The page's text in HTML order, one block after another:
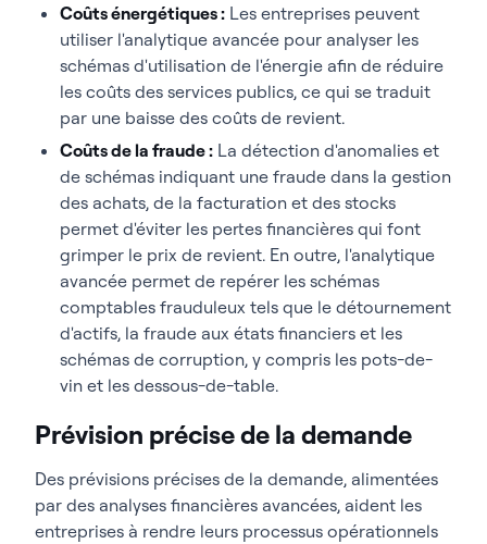
Coûts énergétiques : Les entreprises peuvent
utiliser l'analytique avancée pour analyser les
schémas d'utilisation de l'énergie afin de réduire
les coûts des services publics, ce qui se traduit
par une baisse des coûts de revient.
Coûts de la fraude : La détection d'anomalies et
de schémas indiquant une fraude dans la gestion
des achats, de la facturation et des stocks
permet d'éviter les pertes financières qui font
grimper le prix de revient. En outre, l'analytique
avancée permet de repérer les schémas
comptables frauduleux tels que le détournement
d'actifs, la fraude aux états financiers et les
schémas de corruption, y compris les pots-de-
vin et les dessous-de-table.
Prévision précise de la demande
Des prévisions précises de la demande, alimentées
par des analyses financières avancées, aident les
entreprises à rendre leurs processus opérationnels